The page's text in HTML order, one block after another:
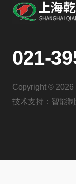
021-
Copyright © 2026
技术支持： 智能制